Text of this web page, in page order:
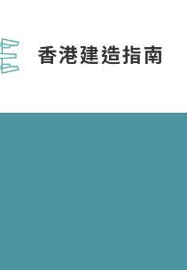
香港建造指南